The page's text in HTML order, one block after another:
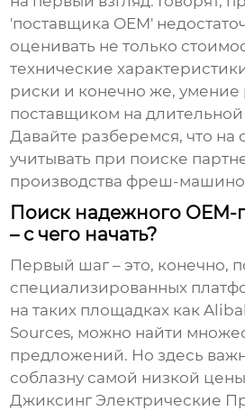
'поставщика OEM'
оценивать не только
технические
риски и конечно же, умение
поставщиком на
Давайте разберемся, что на
учитывать при поиске
производства фреш-
Поиск надежного OEM-
– с чего начать?
Первый шаг – это, конечно,
специализированных
на таких площадках как
Sources, можно найти
предложений. Но здесь
соблазну самой низкой
Джиксинг Электрические